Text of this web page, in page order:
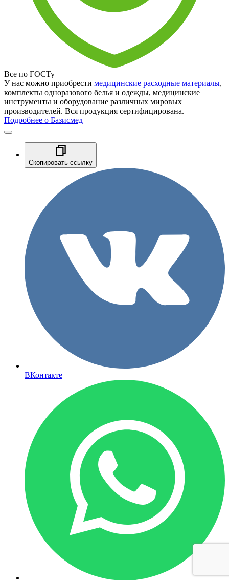
Все по ГОСТу
У нас можно приобрести медицинские расходные материалы,
комплекты одноразового белья и одежды, медицинские
инструменты и оборудование различных мировых
производителей. Вся продукция сертифицирована.
Подробнее о Базисмед
Скопировать ссылку
ВКонтакте